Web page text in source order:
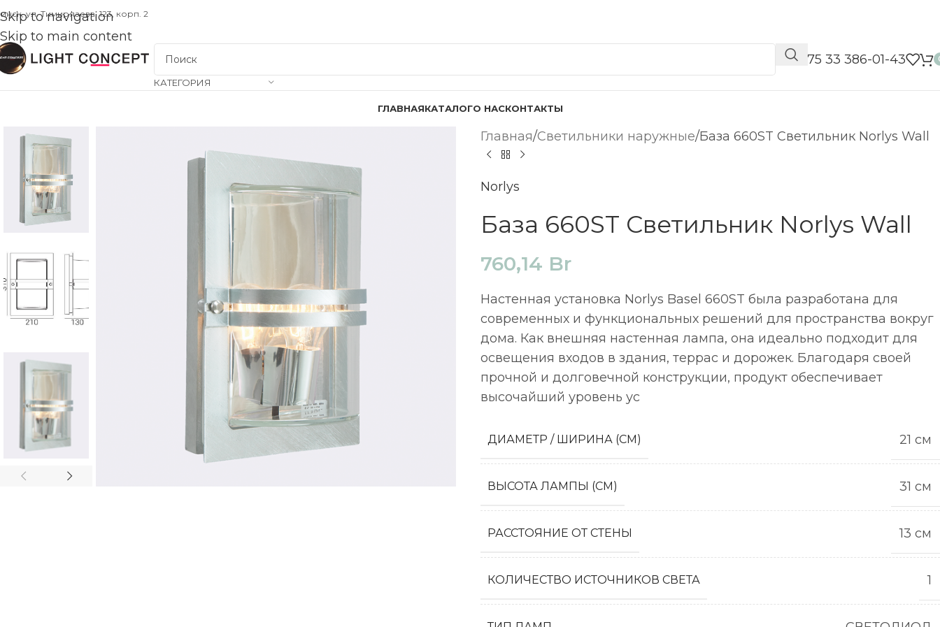
Skip to navigation
Skip to main content
ул. Тимирязева, 123, корп. 2
КАТЕГОРИЯ
📞 +375 33 386-01-43
ГЛАВНАЯКАТАЛОГО НАСКОНТАКТЫ
Главная Светильники наружные База 660ST Светильник Norlys Wall
Norlys
База 660ST Светильник Norlys Wall
760,14 Br
Настенная установка Norlys Basel 660ST была разработана для
современных и функциональных решений для пространства вокруг
дома. Как внешняя настенная лампа, она идеально подходит для
освещения входов в здания, террас и дорожек. Благодаря своей
прочной и долговечной конструкции, продукт обеспечивает
высочайший уровень ус
ДИАМЕТР / ШИРИНА (СМ) 21 см
ВЫСОТА ЛАМПЫ (СМ) 31 см
РАССТОЯНИЕ ОТ СТЕНЫ 13 см
КОЛИЧЕСТВО ИСТОЧНИКОВ СВЕТА 1